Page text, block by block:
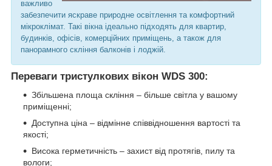
важливо
забезпечити яскраве природне освітлення та комфортний
мікроклімат. Такі вікна ідеально підходять для квартир,
будинків, офісів, комерційних приміщень, а також для
панорамного скління балконів і лоджій.
Переваги тристулкових вікон WDS 300:
Збільшена площа скління – більше світла у вашому
приміщенні;
Доступна ціна – відмінне співвідношення вартості та
якості;
Висока герметичність – захист від протягів, пилу та
вологи;